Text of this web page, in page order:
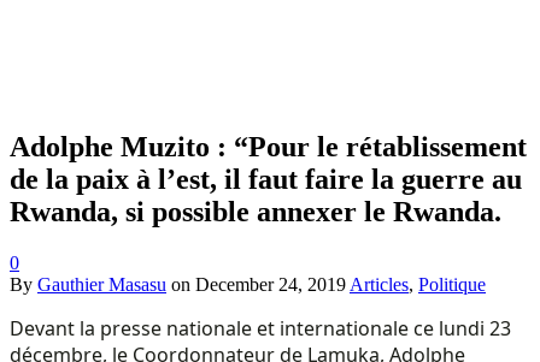
Adolphe Muzito : “Pour le rétablissement
de la paix à l’est, il faut faire la guerre au
Rwanda, si possible annexer le Rwanda.
0
By Gauthier Masasu on December 24, 2019 Articles, Politique
Devant la presse nationale et internationale ce lundi 23
décembre, le Coordonnateur de Lamuka, Adolphe